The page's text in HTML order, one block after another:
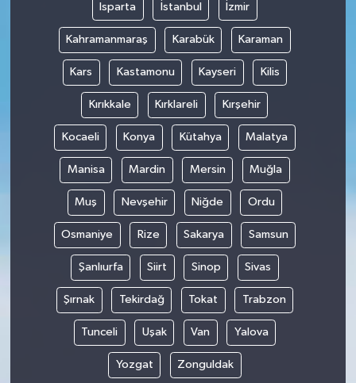
Isparta İstanbul İzmir
Kahramanmaraş Karabük Karaman
Kars Kastamonu Kayseri Kilis
Kırıkkale Kırklareli Kırşehir
Kocaeli Konya Kütahya Malatya
Manisa Mardin Mersin Muğla
Muş Nevşehir Niğde Ordu
Osmaniye Rize Sakarya Samsun
Şanlıurfa Siirt Sinop Sivas
Şırnak Tekirdağ Tokat Trabzon
Tunceli Uşak Van Yalova
Yozgat Zonguldak